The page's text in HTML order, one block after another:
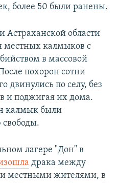
более 50 были ранены.
Астраханской области
местных калмыков с
в массовой
похорон сотни
двинулись по селу, без
и поджигая их дома.
калмык были
лагере "Дон" в
драка между
местными жителями, в